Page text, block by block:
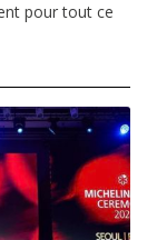
pour tout ce